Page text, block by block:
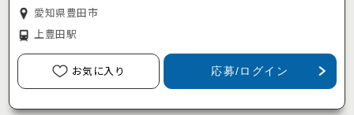
愛知県豊田市
上豊田駅
お気に入り 応募/ログイン